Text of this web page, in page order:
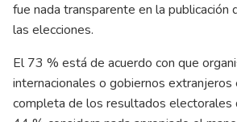
fue nada transparente en la
las elecciones.
El 73 % está de acuerdo con que
internacionales o gobiernos extranjeros
completa de los resultados electorales